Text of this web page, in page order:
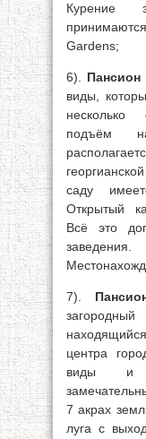
Курение
Gardens;
6). Пансион
виды,
несколько
подъём
саду
Открытый
Всё это
7).
центра
виды и
7 акрах
луга с